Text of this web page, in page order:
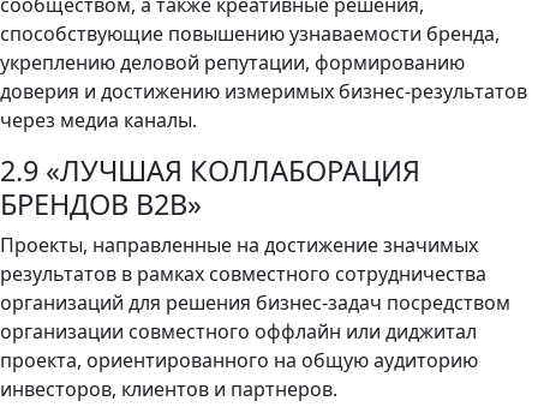
способствующие повышению узнаваемости бренда,
укреплению деловой репутации, формированию
доверия и достижению измеримых бизнес-результатов
через медиа каналы.
2.9 «ЛУЧШАЯ КОЛЛАБОРАЦИЯ
БРЕНДОВ В2В»
Проекты, направленные на достижение значимых
результатов в рамках совместного сотрудничества
организаций для решения бизнес-задач посредством
организации совместного оффлайн или диджитал
проекта, ориентированного на общую аудиторию
инвесторов, клиентов и партнеров.